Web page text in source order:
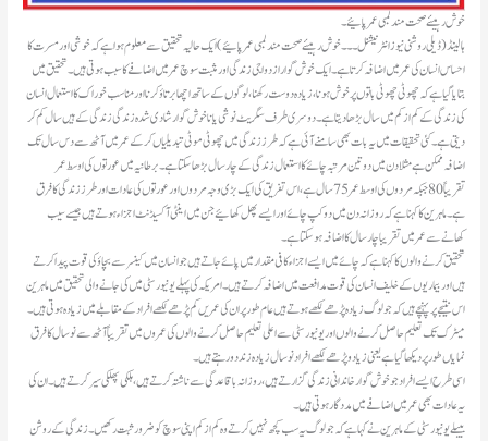
خوش رہیئےصحت مند لمبی عمر پائیے۔
ہالینڈ(ڈیلی روشنی نیوز انٹرنیشنل ۔۔۔ خوش رہیئے صحت مند لمبی عمر پائیے)ایک حالیہ تحقیق سے معلوم ہوا ہے کہ خوشی اور مسرت کا
احساس انسان کی عمر میں اضافہ کرتا ہے۔ ایک خوش گوار ازدواجی زندگی اور مثبت سوچ عمر میں اضافے کا سبب ہوتی ہیں۔ تحقیق میں
بتایا گیا ہے کہ چھوٹی چھوٹی باتوں پر خوش ہونا، زیادہ دوست رکھنا، لوگوں کے ساتھ اچھا برتاؤ کرنا اور مناسب خوراک کااستعمال انسان
کی زندگی کے کم از کم میں سال بڑھا دیتا ہے۔ دوسری طرف سگریٹ نوشی یا ناخوش گوار شادی شدہ زندگی زندگی کے ہیں سال کم کر
دیتی ہے۔ کئی تحقیقات میں یہ بات بھی سامنے آئی ہے کہ طرز زندگی میں چھوٹی موٹی تبدیلیاں کر کے عمر میں آٹھ سے دس سال تک
اضافہ ممکن ہے مثلا دن میں دو تین مرتبہ چائے کا استعمال زندگی کے چار سال بڑھا سکتا ہے۔ برطانیہ میں عورتوں کی اوسط عمر
تقریباً 80 جبکہ مردوں کی اوسط عمر 75 سال ہے، اس تفریق کی ایک بڑی وجہ مردوں اور عورتوں کی عادات اور طرز زندگی کا فرق
ہے۔ ماہرین کا کہنا ہے کہ روزانہ دن میں دو کپ چائے اور ایسے پھل کھائیے جن میں اینٹی آکسیڈنٹ اجزاء ہوتے ہیں جیسے سیب
کھانے سے عمر میں تقریبا چار سال کا اضافہ ہو سکتا ہے۔
تحقیق کرنے والوں کا کہنا ہے کہ چائے میں ایسے اجزاء کافی مقدار میں پائے جاتے ہیں جو انسان میں کینسر سے بچاؤ کی قوت پیدا کرتے
ہیں اور بیماریوں کےخلیف انسان کی قوت مدافعت میں اضافہ کرتے ہیں۔ امریکہ کی پہلے یونیورسٹی میں کی جانے والی تحقیق میں ماہرین
اس نتیجے پر پہنچے ہیں کہ جو لوگ زیادہ پڑھے لکھے ہوتے ہیں عام طور پر ان کی عمریں کم پڑھے لکھے افراد کے مقابلے میں زیادہ ہوتی ہیں۔
میٹرک تک تعلیم حاصل کرنے والوں اور یونیورسٹی سے اعلی تعلیم حاصل کرنے والوں کی عمروں میں تقریباً آٹھ سے نو سال کا فرق
نمایاں طور پر دیکھا گیا ہے یعنی زیاد و پڑھے لکھے افراد نو سال زیادہ زند دور ہتے ہیں۔
اسی طرح ایسے افراد جو خوش گوار خاندانی زندگی گزارتے ہیں، روزانہ باقاعدگی سے ناشتہ کرتے ہیں، ہلکی پھلکی سیر کرتے ہیں۔ ان کی
یہ عادات بھی عمر میں اضافے میں مددگار ہوتی ہیں۔
بیبلےیونیورسٹی کے ماہرین نے کہا ہے کہ جو لوگ یہ سب کچھ نہیں کرتے وہ کم از کم اپنی سوچ کو ضرور ثبت رکھیں۔ زندگی کے روشن